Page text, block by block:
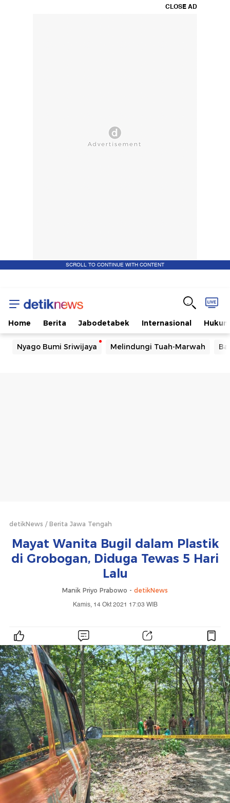
CLOSE AD
SCROLL TO CONTINUE WITH CONTENT
Home Berita Jabodetabek Internasional Hukum
Nyago Bumi Sriwijaya Melindungi Tuah-Marwah
detikNews Berita Jawa Tengah
Mayat Wanita Bugil dalam Plastik
di Grobogan, Diduga Tewas 5 Hari
Lalu
Manik Priyo Prabowo - detikNews
Kamis, 14 Okt 2021 17:03 WIB